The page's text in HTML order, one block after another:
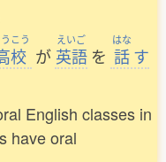
こう
校 が
えいご
英語 を
はな
話す
English classes in
have oral